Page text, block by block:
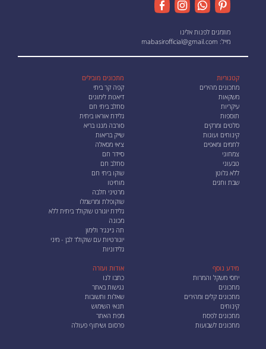
מוזמנים לפנות אלינו
מייל: mabasirofficial@gmail.com
קטגוריות
מתכונים מהירים
משקאות
עיקריות
תוספות
סלטים ומרקים
קינוחים ועוגות
לחמים ומאפים
צמחוני
טבעוני
ללא גלוטן
שבת וחגים
מתכונים מובילים
קפה קר ביתי
דיאטת לימונים
סחלב ביתי חם
גלידת אוראו ביתית
סורבה מנגו בריא
שייק בריאות
צ׳אי מסאלה
סיידר חם
סחלב חם
שוקו ביתי חם
מוחיטו
מרטיני חלבה
שוקופלת ומרשמלו
גלידת יוגורט שוקולד ביתית ללא
מכונה
תה ג׳ינג׳ר ולימון
יוגורטיות עם שוקולד לבן - מיני
גלידוניות
מידע נוסף
יחסי משקל והמרות
מתכונים
מתכונים קלים ומהירים
קינוחים
מתכונים לפסח
מתכונים לשבועות
אודות ועזרה
כתבו לנו
נגישות באתר
שאלות ותשובות
תנאי השימוש
מפת האתר
פרסום ושיתוף פעולה